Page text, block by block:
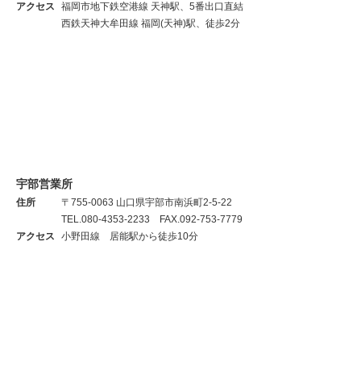
アクセス
福岡市地下鉄空港線 天神駅、5番出口直結
西鉄天神大牟田線 福岡(天神)駅、徒歩2分
宇部営業所
住所
〒755-0063 山口県宇部市南浜町2-5-22
TEL.080-4353-2233 FAX.092-753-7779
アクセス
小野田線 居能駅から徒歩10分